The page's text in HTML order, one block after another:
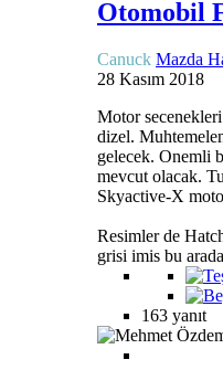
Otomobil
Canuck Mazda
28 Kasım 2018
Motor
dizel.
gelecek. Onemli
mevcut olacak.
Skyactive-X
Resimler de
grisi imis bu arada
163 yanıt